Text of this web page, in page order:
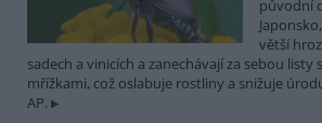
původní
větší
sadech a vinicích a zanechávají za sebou listy
mřížkami, což oslabuje rostliny a snižuje
AP.